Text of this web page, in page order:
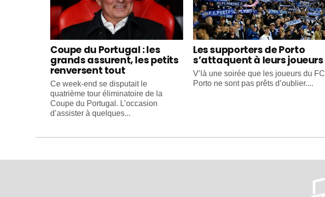
Coupe du Portugal : les
grands assurent, les petits
renversent tout
Ce week-end se disputait le
quatrième tour éliminatoire de la
Coupe du Portugal. L’occasion
d’assister à quelques...
Les supporters de Porto
s’attaquent à leurs joueurs
V’là une soirée que les joueurs du FC
Porto ne sont pas prêts d’oublier....